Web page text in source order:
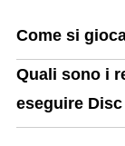
Come si
Quali sono i
eseguire